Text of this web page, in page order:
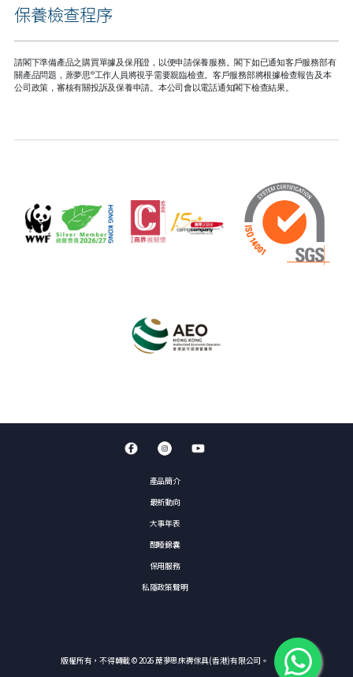
保養檢查程序
請閣下準備產品之購買單據及保用證，以便申請保養服務。閣下如已通知客戶服務部有
關產品問題，蓆夢思®工作人員將視乎需要親臨檢查。客戶服務部將根據檢查報告及本
公司政策，審核有關投訴及保養申請。本公司會以電話通知閣下檢查結果。
產品簡介
最新動向
大事年表
酣睡錦囊
保用服務
私隱政策聲明
版權所有，不得轉載 © 2026 蓆夢思床褥傢具(香港)有限公司。